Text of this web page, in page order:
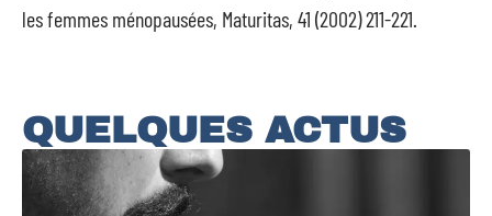
les femmes ménopausées, Maturitas, 41 (2002) 211-221.
QUELQUES ACTUS